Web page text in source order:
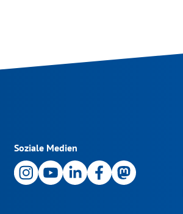
Soziale Medien